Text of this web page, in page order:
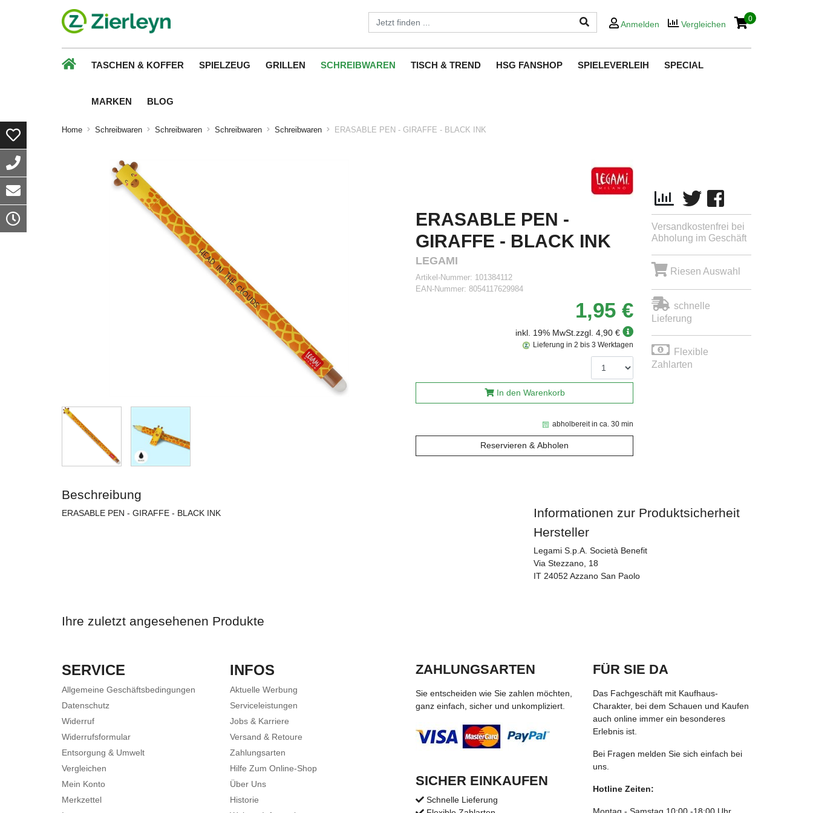
Anmelden Vergleichen
0
TASCHEN & KOFFER SPIELZEUG GRILLEN SCHREIBWAREN TISCH & TREND HSG FANSHOP SPIELEVERLEIH SPECIAL
MARKEN BLOG
Home Schreibwaren Schreibwaren Schreibwaren Schreibwaren ERASABLE PEN - GIRAFFE - BLACK INK
ERASABLE PEN -
GIRAFFE - BLACK INK
LEGAMI
Artikel-Nummer: 101384112
EAN-Nummer: 8054117629984
1,95 €
inkl. 19% MwSt. zzgl. 4,90 €
abholbereit in ca. 30 min
Reservieren & Abholen
Lieferung in 2 bis 3 Werktagen
In den Warenkorb
Versandkostenfrei bei
Abholung im Geschäft
Riesen Auswahl
schnelle
Lieferung
Flexible
Zahlarten
Beschreibung
ERASABLE PEN - GIRAFFE - BLACK INK
Informationen zur Produktsicherheit
Hersteller
Legami S.p.A. Società Benefit
Via Stezzano, 18
IT 24052 Azzano San Paolo
Ihre zuletzt angesehenen Produkte
SERVICE
Allgemeine Geschäftsbedingungen
Datenschutz
Widerruf
Widerrufsformular
Entsorgung & Umwelt
Vergleichen
Mein Konto
Merkzettel
INFOS
Aktuelle Werbung
Serviceleistungen
Jobs & Karriere
Versand & Retoure
Zahlungsarten
Hilfe Zum Online-Shop
Über Uns
Historie
ZAHLUNGSARTEN
Sie entscheiden wie Sie zahlen möchten,
ganz einfach, sicher und unkompliziert.
SICHER EINKAUFEN
Schnelle Lieferung
FÜR SIE DA
Das Fachgeschäft mit Kaufhaus-
Charakter, bei dem Schauen und Kaufen
auch online immer ein besonderes
Erlebnis ist.
Bei Fragen melden Sie sich einfach bei
uns.
Hotline Zeiten:
Montag - Samstag 10:00 -18:00 Uhr